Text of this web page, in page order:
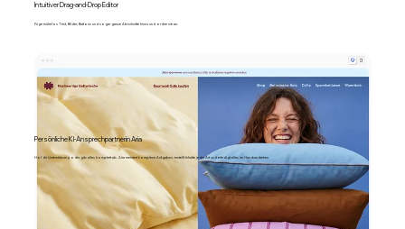
Intuitiver Drag-and-Drop Editor
Füge mühelos Text, Bilder, Buttons und sogar ganze Abschnitte hinzu und ordne sie an.
Persönliche KI-Ansprechpartnerin Aria
Hol dir Unterstützung oder gib alles komplett ab. Aria meistert komplexe Aufgaben, erstellt Inhalte jeder Art und erledigt alles im Handumdrehen.